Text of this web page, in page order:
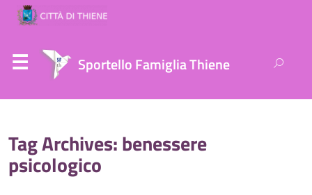
Sportello Famiglia Thiene
per:
Tag Archives: benessere
psicologico